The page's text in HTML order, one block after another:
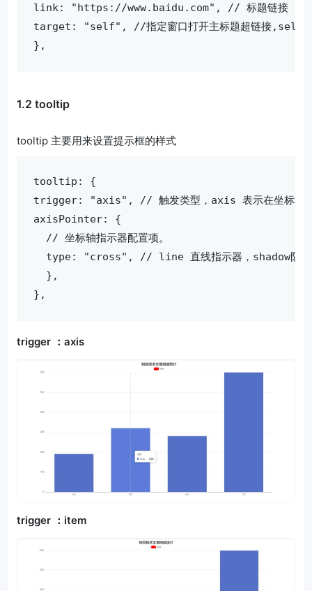
link: "https://www.baidu.com", // 标题链接
target: "self", //指定窗口打开主标题超链接,self 是
},
1.2 tooltip
tooltip 主要用来设置提示框的样式
tooltip: {
trigger: "axis", // 触发类型，axis 表示在坐标轴触发
axisPointer: {
// 坐标轴指示器配置项。
type: "cross", // line 直线指示器，shadow阴影指
},
},
trigger ：axis
trigger ：item